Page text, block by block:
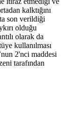
kalktığını
son verildiği
olduğu
olarak da
kullanılması
2'nci maddesi
tarafından